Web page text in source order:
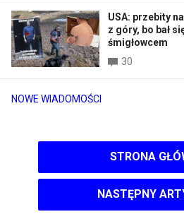
NOWE WIADOMOŚCI
USA: przebity
z góry, bo bał
śmigłowcem
30
STRONA
NASTĘPNY